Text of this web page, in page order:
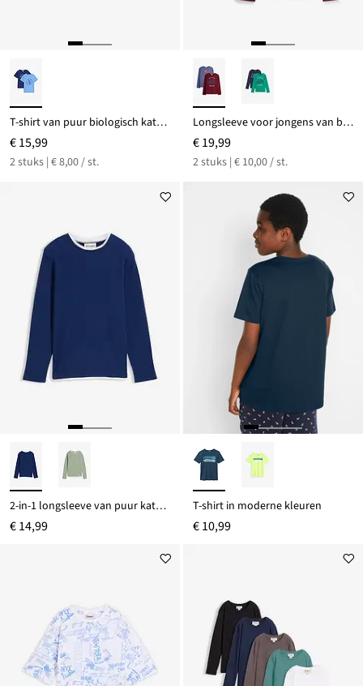
T-shirt van puur biologisch katoen (set van 2)
€ 15,99
2 stuks | € 8,00 / st.
Longsleeve voor jongens van biologisch katoen (set van 2)
€ 19,99
2 stuks | € 10,00 / st.
2-in-1 longsleeve van puur katoen met wafelpatroon
€ 14,99
T-shirt in moderne kleuren
€ 10,99